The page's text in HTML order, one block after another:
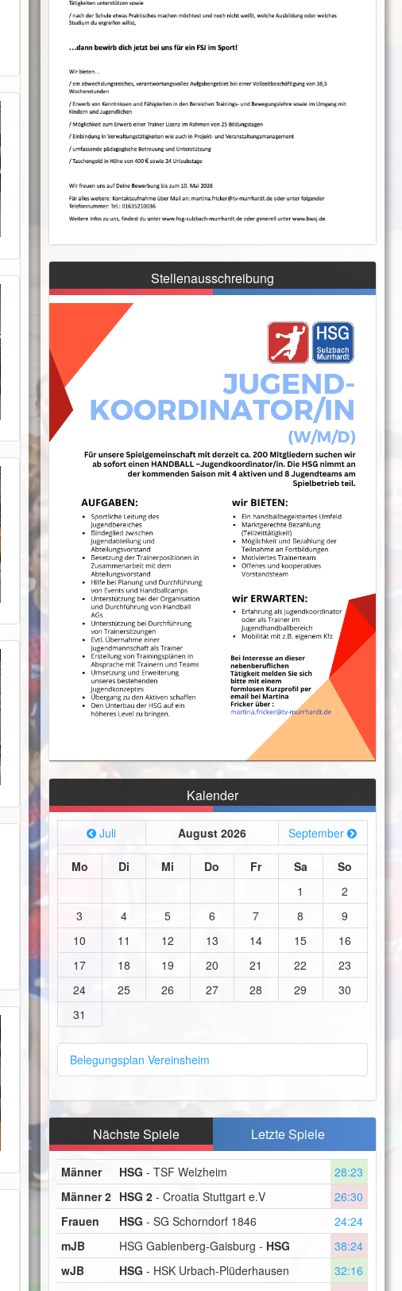
Stellenausschreibung
Kalender
Juli August 2026 September
Mo Di Mi Do Fr Sa
So
1
2
3
4 5 6 7 8
9
10
11 12 13 14 15
16
17
18 19 20 21 22
23
24
25 26 27 28 29
30
31
Belegungsplan Vereinsheim
Nächste Spiele Letzte Spiele
Männer HSG - TSF Welzheim
28:23
Männer 2 HSG 2- Croatia Stuttgart e.V
26:30
Frauen
HSG - SG Schorndorf 1846
24:24
mJB
HSG Gablenberg-Gaisburg - HSG
38:24
wJB
HSG - HSK Urbach-Plüderhausen
32:16